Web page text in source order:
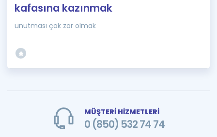
kafasına kazınmak
unutması çok zor olmak
MÜŞTERİ HİZMETLERİ
0 (850) 532 74 74